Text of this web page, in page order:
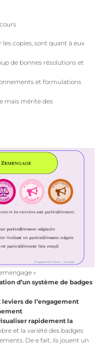
copies, sont quant à eux
de bonnes résolutions et
et formulations
mais mérite des
»
d’un système de badges
leviers de l’engagement
rapidement la
et la variété des badges
De e fait, ils jouent un